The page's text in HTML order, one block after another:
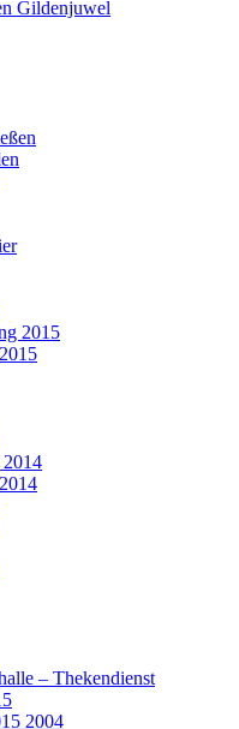
Gildenjuwel
2015
2014
– Thekendienst
2004